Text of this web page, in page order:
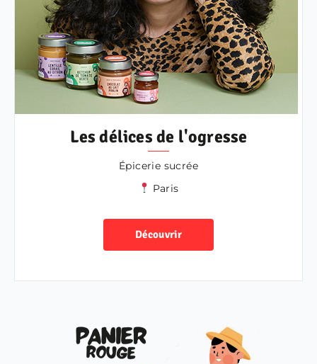
Les délices de l'ogresse
Épicerie sucrée
Paris
Découvrir